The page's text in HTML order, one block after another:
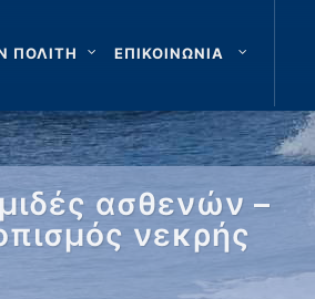
ΠΟΛΙΤΗ ΕΠΙΚΟΙΝΩΝΙΑ
ασθενών –
νεκρής